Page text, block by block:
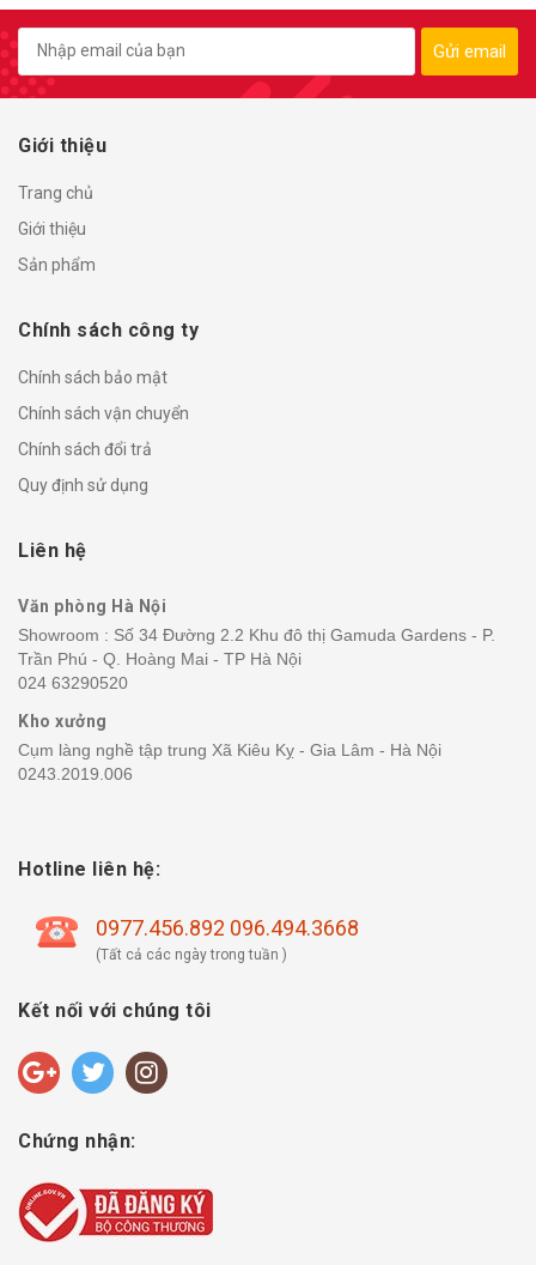
Gửi email
Giới thiệu
Trang chủ
Giới thiệu
Sản phẩm
Chính sách công ty
Chính sách bảo mật
Chính sách vận chuyển
Chính sách đổi trả
Quy định sử dụng
Liên hệ
Văn phòng Hà Nội
Showroom : Số 34 Đường 2.2 Khu đô thị Gamuda Gardens - P.
Trần Phú - Q. Hoàng Mai - TP Hà Nội
024 63290520
Kho xưởng
Cụm làng nghề tập trung Xã Kiêu Kỵ - Gia Lâm - Hà Nội
0243.2019.006
Hotline liên hệ:
0977.456.892 096.494.3668
(Tất cả các ngày trong tuần )
Kết nối với chúng tôi
Chứng nhận: